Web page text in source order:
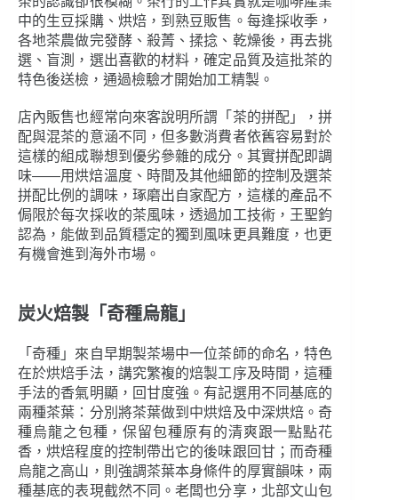
中的生豆採購、烘焙，到熟豆販售。每逢採收季，
各地茶農做完發酵、殺菁、揉捻、乾燥後，再去挑
選、盲測，選出喜歡的材料，確定品質及這批茶的
特色後送檢，通過檢驗才開始加工精製。
店內販售也經常向來客說明所謂「茶的拼配」，拼
配與混茶的意涵不同，但多數消費者依舊容易對於
這樣的組成聯想到優劣參雜的成分。其實拼配即調
味――用烘焙溫度、時間及其他細節的控制及選茶
拼配比例的調味，琢磨出自家配方，這樣的產品不
侷限於每次採收的茶風味，透過加工技術，王聖鈞
認為，能做到品質穩定的獨到風味更具難度，也更
有機會進到海外市場。
炭火焙製「奇種烏龍」
「奇種」來自早期製茶場中一位茶師的命名，特色
在於烘焙手法，講究繁複的焙製工序及時間，這種
手法的香氣明顯，回甘度強。有記選用不同基底的
兩種茶葉：分別將茶葉做到中烘焙及中深烘焙。奇
種烏龍之包種，保留包種原有的清爽跟一點點花
香，烘焙程度的控制帶出它的後味跟回甘；而奇種
烏龍之高山，則強調茶葉本身條件的厚實韻味，兩
種基底的表現截然不同。老闆也分享，北部文山包